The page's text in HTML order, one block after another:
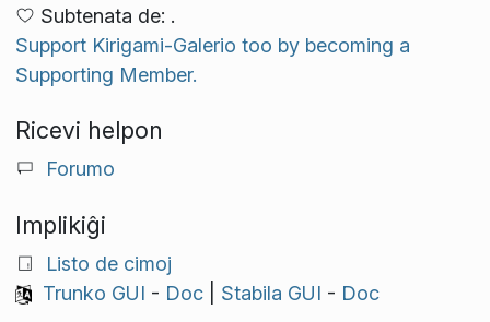
Subtenata de: .
Support Kirigami-Galerio too by becoming a
Supporting Member.
Ricevi helpon
Forumo
Implikiĝi
Listo de cimoj
Trunko GUI - Doc| Stabila GUI - Doc